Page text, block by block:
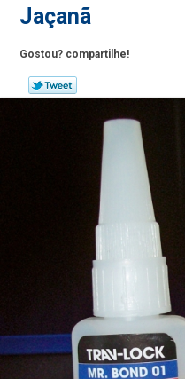
Jaçanã
Gostou? compartilhe!